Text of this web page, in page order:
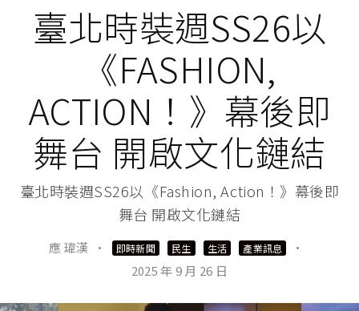
臺北時裝週SS26以
《FASHION,
ACTION！》幕後即
舞台 開啟文化鏈結
臺北時裝週SS26以《Fashion, Action！》幕後即
舞台 開啟文化鏈結
應 瑋漢 · 即時新聞 民生 生活 產業訊息
·
2025 年 9 月 26 日